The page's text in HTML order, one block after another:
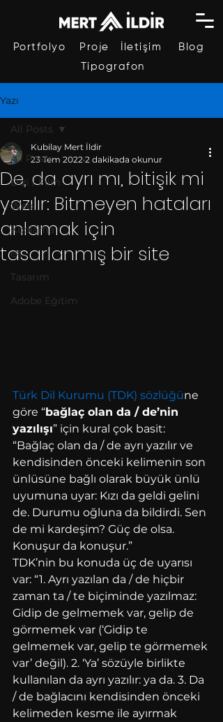
Portfolyo Proje İletişim
Blog
Tipografon
Yazı
All Posts
Dizi / Film
Web
Kodlama
eX
Tasarım
Adobe Eğitim
All Posts
De, da ayrı mı, bitişik mi
yazılır: Bitmeyen hataları
anlamak için
tasarlanmış bir site
Kubilay Mert İldir
23 Tem 2022 2 dakikada okunur
Türk Dil Kurumu (TDK) sözlüğüne
göre “bağlaç olan da / de’nin
yazılışı” için kural çok basit:
“Bağlaç olan da / de ayrı yazılır ve
kendisinden önceki kelimenin son
ünlüsüne bağlı olarak büyük ünlü
uyumuna uyar: Kızı da geldi gelini
de. Durumu oğluna da bildirdi. Sen
de mi kardeşim? Güç de olsa.
Konuşur da konuşur.”
TDK’nin bu konuda üç de uyarısı
var: “1. Ayrı yazılan da / de hiçbir
zaman ta / te biçiminde yazılmaz:
Gidip de gelmemek var, gelip de
görmemek var (‘Gidip te
gelmemek var, gelip te görmemek
var’ değil). 2. ‘Ya’ sözüyle birlikte
kullanılan da ayrı yazılır: ya da. 3. Da
/ de bağlacını kendisinden önceki
kelimeden kesme ile ayırmak